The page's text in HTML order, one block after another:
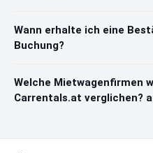
Wann erhalte ich eine
Buchung?
Welche Mietwagenfirmen
Carrentals.at verglichen?